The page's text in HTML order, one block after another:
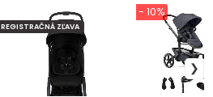
REGISTRAČNÁ ZĽAVA
- 10%